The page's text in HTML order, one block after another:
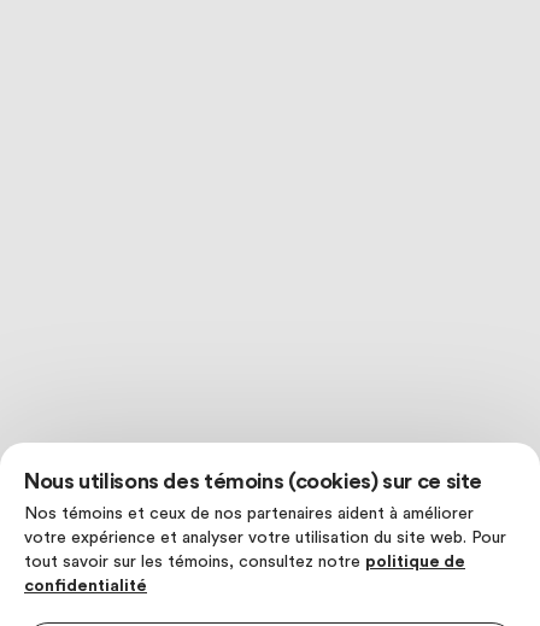
Nous utilisons des témoins (cookies) sur ce site
Nos témoins et ceux de nos partenaires aident à améliorer
votre expérience et analyser votre utilisation du site web. Pour
tout savoir sur les témoins, consultez notre politique de
confidentialité